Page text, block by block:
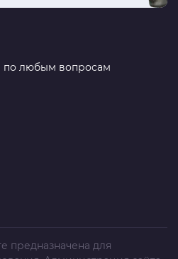
по любым вопросам
предназначена для